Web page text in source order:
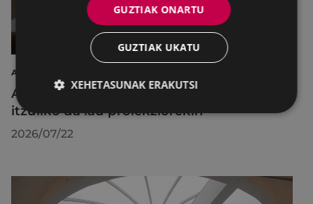
AIRE LIBREKO ZINEMA
Aire libreko abuztuko zinema Untzagara
itzuliko da lau proiekziorekin
2026/07/22
GUZTIAK ONARTU
GUZTIAK UKATU
XEHETASUNAK ERAKUTSI